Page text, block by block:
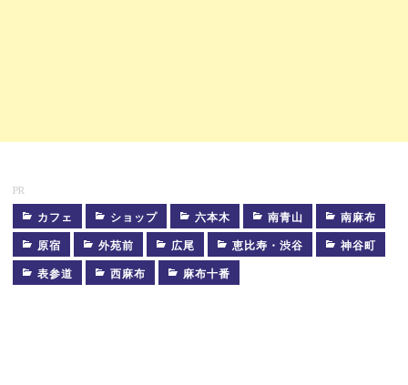
PR
カフェ ショップ 六本木 南青山
南麻布
原宿
外苑前 広尾 恵比寿・渋谷
神谷町
表参道
西麻布 麻布十番
TOGO
カ
フ